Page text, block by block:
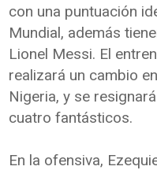
con una puntuación
Mundial, además
Lionel Messi. El
realizará un cambio
Nigeria, y se
cuatro fantásticos.
En la ofensiva,